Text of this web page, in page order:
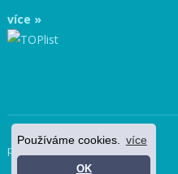
Používáme cookies. více
OK
více »
powered by netnews